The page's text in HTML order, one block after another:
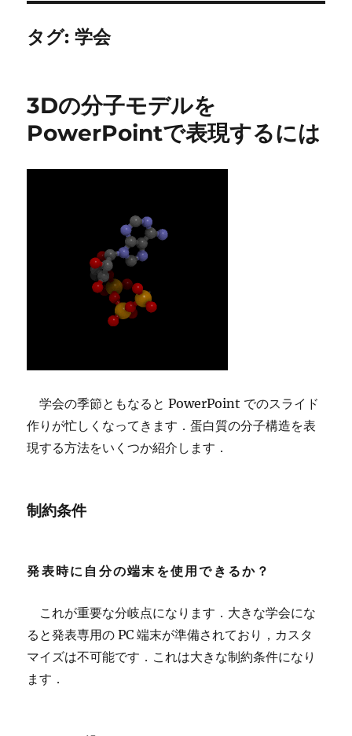
タグ:学会
3Dの分子モデルを
PowerPointで表現するには
学会の季節ともなると PowerPoint でのスライド
作りが忙しくなってきます．蛋白質の分子構造を表
現する方法をいくつか紹介します．
制約条件
発表時に自分の端末を使用できるか？
これが重要な分岐点になります．大きな学会にな
ると発表専用の PC 端末が準備されており，カスタ
マイズは不可能です．これは大きな制約条件になり
ます．